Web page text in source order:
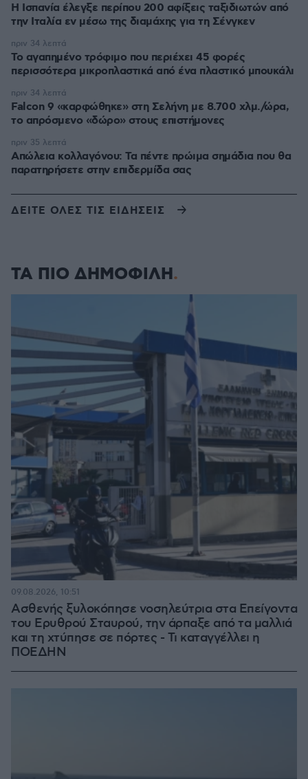
Η Ισπανία έλεγξε περίπου 200 αφίξεις ταξιδιωτών από
την Ιταλία εν μέσω της διαμάχης για τη Σένγκεν
Το αγαπημένο τρόφιμο που περιέχει 45 φορές
περισσότερα μικροπλαστικά από ένα πλαστικό μπουκάλι
πριν 34 λεπτά
Falcon 9 «καρφώθηκε» στη Σελήνη με 8.700 χλμ./ώρα,
το απρόσμενο «δώρο» στους επιστήμονες
πριν 34 λεπτά
Απώλεια κολλαγόνου: Τα πέντε πρώιμα σημάδια που θα
παρατηρήσετε στην επιδερμίδα σας
πριν 35 λεπτά
ΔΕΙΤΕ ΟΛΕΣ ΤΙΣ ΕΙΔΗΣΕΙΣ
ΤΑ ΠΙΟ ΔΗΜΟΦΙΛΗ
Ασθενής ξυλοκόπησε νοσηλεύτρια στα Επείγοντα
του Ερυθρού Σταυρού, την άρπαξε από τα μαλλιά
και τη χτύπησε σε πόρτες - Τι καταγγέλλει η
ΠΟΕΔΗΝ
09.08.2026, 10:51